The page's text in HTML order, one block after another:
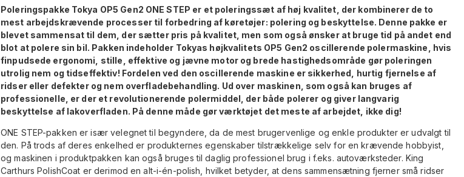
Poleringspakke Tokya OP5 Gen2 ONE STEP er et poleringssæt af høj kvalitet, der kombinerer de to
mest arbejdskrævende processer til forbedring af køretøjer: polering og beskyttelse. Denne pakke er
blevet sammensat til dem, der sætter pris på kvalitet, men som også ønsker at bruge tid på andet end
blot at polere sin bil. Pakken indeholder Tokyas højkvalitets OP5 Gen2 oscillerende polermaskine, hvis
finpudsede ergonomi, stille, effektive og jævne motor og brede hastighedsområde gør poleringen
utrolig nem og tidseffektiv! Fordelen ved den oscillerende maskine er sikkerhed, hurtig fjernelse af
ridser eller defekter og nem overfladebehandling. Ud over maskinen, som også kan bruges af
professionelle, er der et revolutionerende polermiddel, der både polerer og giver langvarig
beskyttelse af lakoverfladen. På denne måde gør værktøjet det meste af arbejdet, ikke dig!
ONE STEP-pakken er især velegnet til begyndere, da de mest brugervenlige og enkle produkter er udvalgt til
den. På trods af deres enkelhed er produkternes egenskaber tilstrækkelige selv for en krævende hobbyist,
og maskinen i produktpakken kan også bruges til daglig professionel brug i f.eks. autoværksteder. King
Carthurs PolishCoat er derimod en alt-i-én-polish, hvilket betyder, at dens sammensætning fjerner små ridser